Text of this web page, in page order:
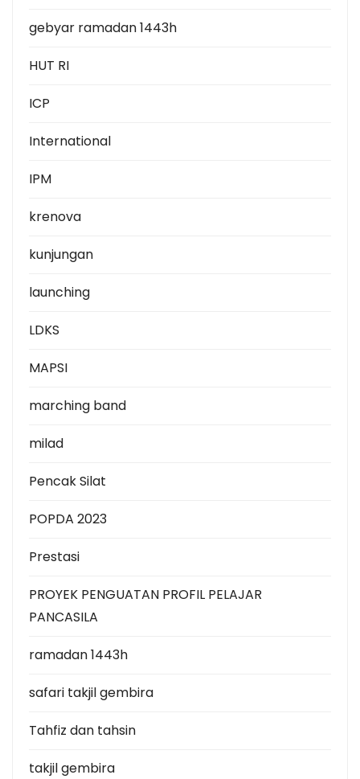
gebyar ramadan 1443h
HUT RI
ICP
International
IPM
krenova
kunjungan
launching
LDKS
MAPSI
marching band
milad
Pencak Silat
POPDA 2023
Prestasi
PROYEK PENGUATAN PROFIL PELAJAR
PANCASILA
ramadan 1443h
safari takjil gembira
Tahfiz dan tahsin
takjil gembira